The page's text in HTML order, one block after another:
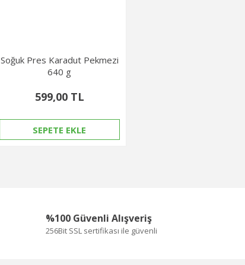
Soğuk Pres Karadut Pekmezi
640 g
599,00 TL
SEPETE EKLE
%100 Güvenli Alışveriş
256Bit SSL sertifikası ile güvenli